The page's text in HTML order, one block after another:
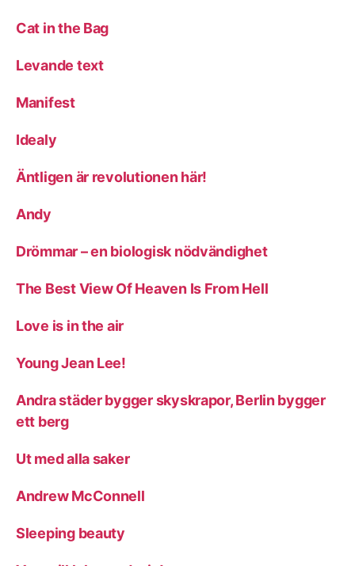
Cat in the Bag
Levande text
Manifest
Idealy
Äntligen är revolutionen här!
Andy
Drömmar – en biologisk nödvändighet
The Best View Of Heaven Is From Hell
Love is in the air
Young Jean Lee!
Andra städer bygger skyskrapor, Berlin bygger
ett berg
Ut med alla saker
Andrew McConnell
Sleeping beauty